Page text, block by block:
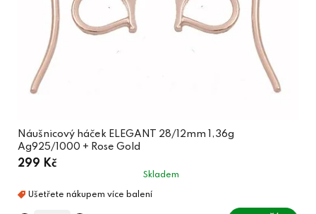
Náušnicový háček ELEGANT 28/12mm 1,36g
Ag925/1000 + Rose Gold
299 Kč
Skladem